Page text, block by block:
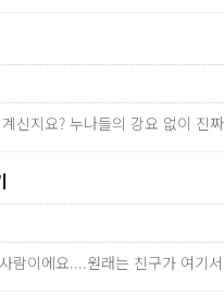
신지요? 누나들의 강요 없이
람이에요....원래는 친구가 여